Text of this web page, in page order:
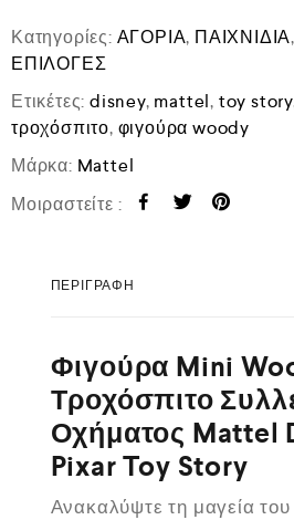
Κατηγορίες: ΑΓΟΡΙΑ, ΠΑΙΧΝΙΔΙΑ,
ΕΠΙΛΟΓΕΣ
Ετικέτες: disney, mattel, toy story
τροχόσπιτο, φιγούρα woody
Μάρκα: Mattel
Μοιραστείτε :
ΠΕΡΙΓΡΑΦΉ
Φιγούρα Mini
Τροχόσπιτο
Οχήματος Mattel
Pixar Toy Story
Ανακαλύψτε τη μαγεία